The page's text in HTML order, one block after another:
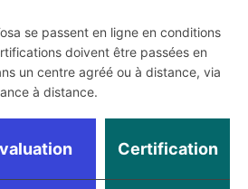
se passent en ligne en conditions
doivent être passées en
un centre agréé ou à distance, via
à distance.
Certification